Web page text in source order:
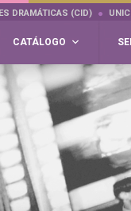
DRAMÁTICAS (CID)
CATÁLOGO